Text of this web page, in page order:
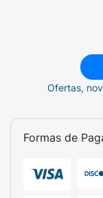
Ofertas,
Formas de